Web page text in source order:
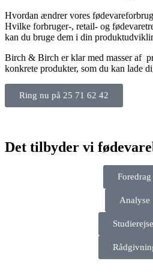
Hvordan ændrer vores
Hvilke forbruger-, retail- og
kan du bruge dem i din
Birch & Birch er klar med masser af
konkrete produkter, som du kan lade
Ring nu på 25 71 62 42
Det tilbyder vi
Foredrag
Analyse